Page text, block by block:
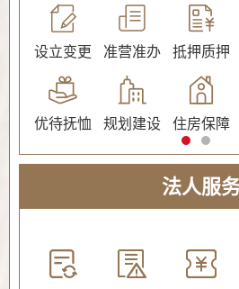
设立变更 准营准办 抵押质押
优待抚恤 规划建设 住房保障
法人服